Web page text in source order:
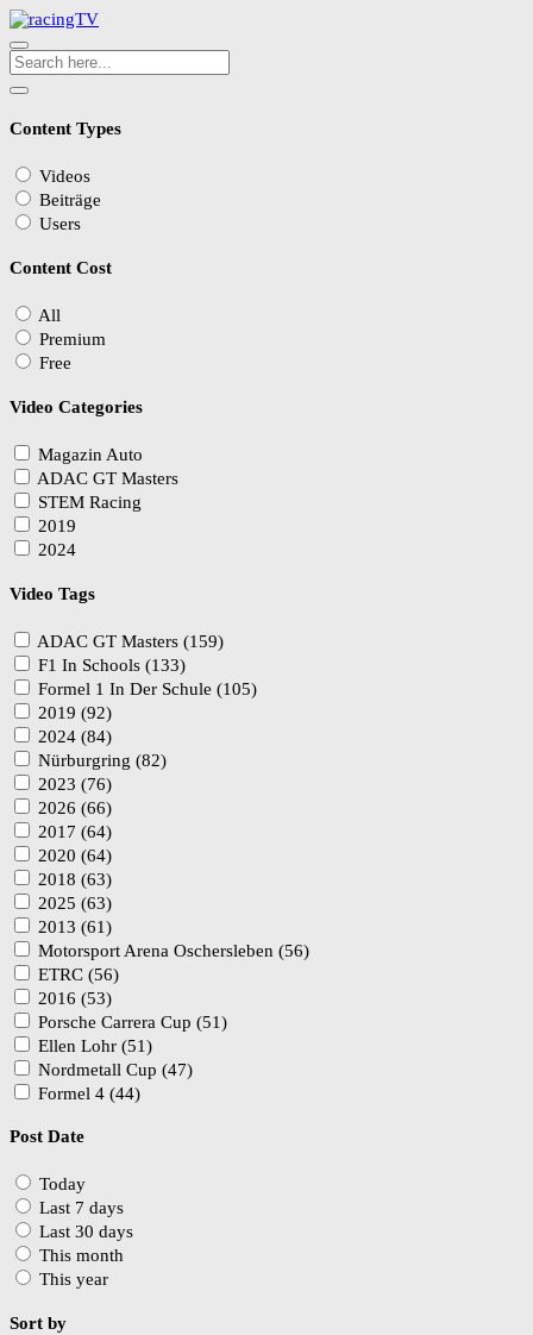
Content Types
Videos
Beiträge
Users
Content Cost
All
Premium
Free
Video Categories
Magazin Auto
ADAC GT Masters
STEM Racing
2019
2024
Video Tags
ADAC GT Masters (159)
F1 In Schools (133)
Formel 1 In Der Schule (105)
2019 (92)
2024 (84)
Nürburgring (82)
2023 (76)
2026 (66)
2017 (64)
2020 (64)
2018 (63)
2025 (63)
2013 (61)
Motorsport Arena Oschersleben (56)
ETRC (56)
2016 (53)
Porsche Carrera Cup (51)
Ellen Lohr (51)
Nordmetall Cup (47)
Formel 4 (44)
Post Date
Today
Last 7 days
Last 30 days
This month
This year
Sort by